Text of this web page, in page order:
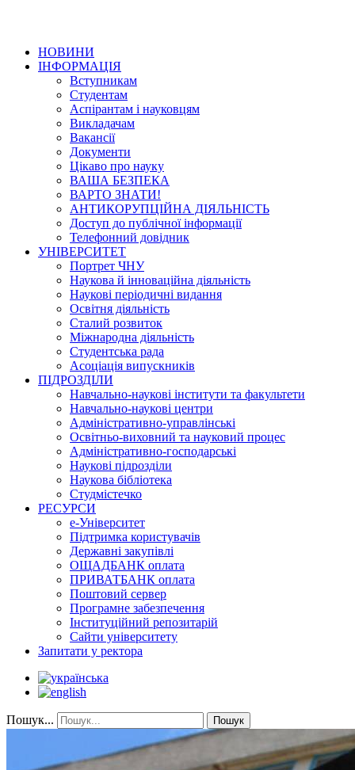
НОВИНИ
ІНФОРМАЦІЯ
Вступникам
Студентам
Аспірантам і науковцям
Викладачам
Вакансії
Документи
Цікаво про науку
ВАША БЕЗПЕКА
ВАРТО ЗНАТИ!
АНТИКОРУПЦІЙНА ДІЯЛЬНІСТЬ
Доступ до публічної інформації
Телефонний довідник
УНІВЕРСИТЕТ
Портрет ЧНУ
Наукова й інноваційна діяльність
Наукові періодичні видання
Освітня діяльність
Сталий розвиток
Міжнародна діяльність
Студентська рада
Асоціація випускників
ПІДРОЗДІЛИ
Навчально-наукові інститути та факультети
Навчально-наукові центри
Адміністративно-управлінські
Освітньо-виховний та науковий процес
Адміністративно-господарські
Наукові підрозділи
Наукова бібліотека
Студмістечко
РЕСУРСИ
е-Університет
Підтримка користувачів
Державні закупівлі
ОЩАДБАНК оплата
ПРИВАТБАНК оплата
Поштовий сервер
Програмне забезпечення
Інституційний репозитарій
Сайти університету
Запитати у ректора
Пошук... Пошук